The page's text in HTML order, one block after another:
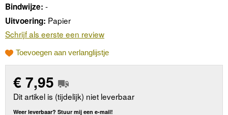
Bindwijze: -
Uitvoering: Papier
Schrijf als eerste een review
Toevoegen aan verlanglijstje
€7,95
Dit artikel is (tijdelijk) niet leverbaar
Weer leverbaar? Stuur mij een e-mail!